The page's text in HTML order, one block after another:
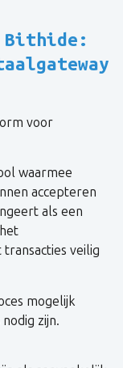
Bithide:
voor
waarmee
accepteren
als een
veilig
mogelijk
zijn.